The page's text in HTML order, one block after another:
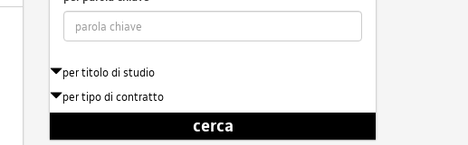
per titolo di studio
per tipo di contratto
cerca